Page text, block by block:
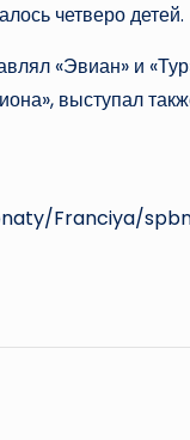
четверо детей.
«Эвиан» и
выступал
Franciya/